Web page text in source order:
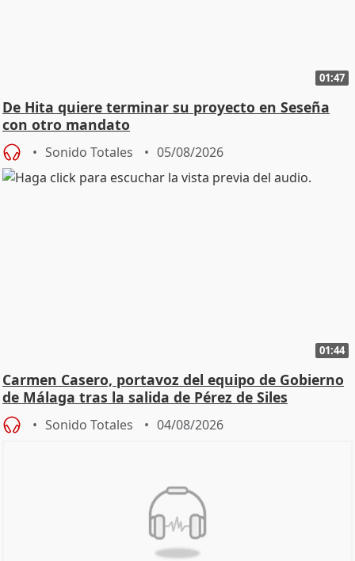
01:47
De Hita quiere terminar su proyecto en Seseña
con otro mandato
Sonido Totales 05/08/2026
01:44
Carmen Casero, portavoz del equipo de Gobierno
de Málaga tras la salida de Pérez de Siles
Sonido Totales 04/08/2026